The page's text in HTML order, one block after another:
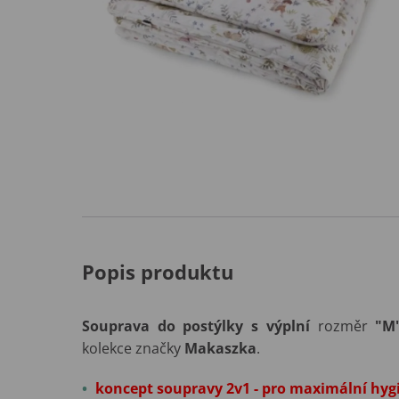
Popis produktu
Souprava do postýlky s výplní rozměr
kolekce značky Makaszka.
koncept soupravy 2v1 - pro maximální